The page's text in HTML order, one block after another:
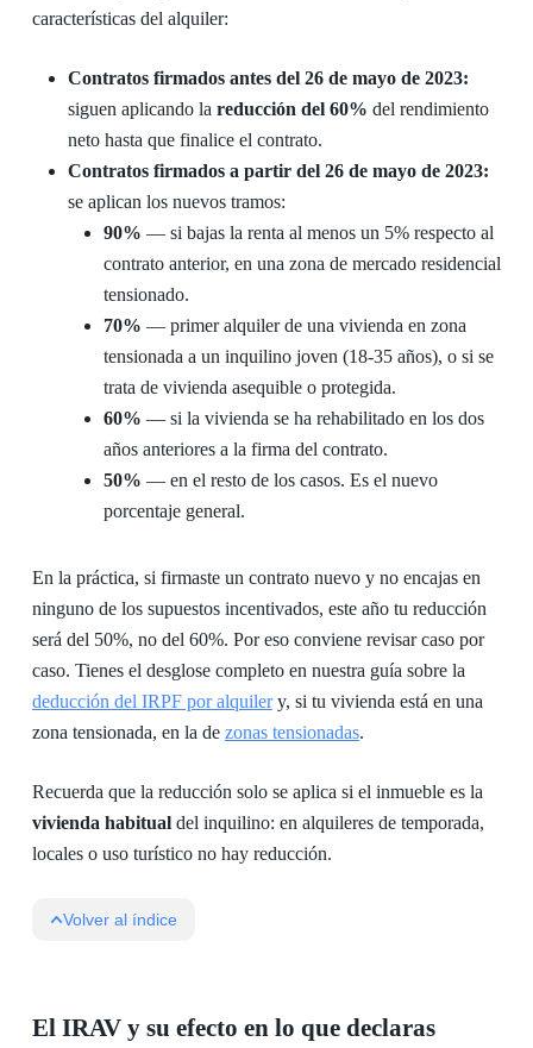
características del alquiler:
Contratos firmados antes del 26 de mayo de 2023:
siguen aplicando la reducción del 60% del rendimiento
neto hasta que finalice el contrato.
Contratos firmados a partir del 26 de mayo de 2023:
se aplican los nuevos tramos:
90% — si bajas la renta al menos un 5% respecto al
contrato anterior, en una zona de mercado residencial
tensionado.
70% — primer alquiler de una vivienda en zona
tensionada a un inquilino joven (18-35 años), o si se
trata de vivienda asequible o protegida.
60% — si la vivienda se ha rehabilitado en los dos
años anteriores a la firma del contrato.
50% — en el resto de los casos. Es el nuevo
porcentaje general.
En la práctica, si firmaste un contrato nuevo y no encajas en
ninguno de los supuestos incentivados, este año tu reducción
será del 50%, no del 60%. Por eso conviene revisar caso por
caso. Tienes el desglose completo en nuestra guía sobre la
deducción del IRPF por alquilery, si tu vivienda está en una
zona tensionada, en la de zonas tensionadas.
Recuerda que la reducción solo se aplica si el inmueble es la
vivienda habitualdel inquilino: en alquileres de temporada,
locales o uso turístico no hay reducción.
Volver al índice
El IRAV y su efecto en lo que declaras